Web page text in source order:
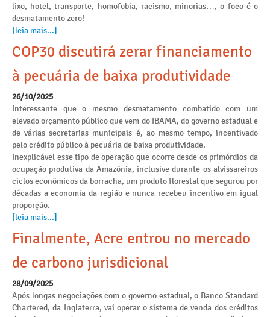
lixo, hotel, transporte, homofobia, racismo, minorias…, o foco é o
desmatamento zero!
[leia mais...]
COP30 discutirá zerar financiamento
à pecuária de baixa produtividade
26/10/2025
Interessante que o mesmo desmatamento combatido com um
elevado orçamento público que vem do IBAMA, do governo estadual e
de várias secretarias municipais é, ao mesmo tempo, incentivado
pelo crédito público à pecuária de baixa produtividade.
Inexplicável esse tipo de operação que ocorre desde os primórdios da
ocupação produtiva da Amazônia, inclusive durante os alvissareiros
ciclos econômicos da borracha, um produto florestal que segurou por
décadas a economia da região e nunca recebeu incentivo em igual
proporção.
[leia mais...]
Finalmente, Acre entrou no mercado
de carbono jurisdicional
28/09/2025
Após longas negociações com o governo estadual, o Banco Standard
Chartered, da Inglaterra, vai operar o sistema de venda dos créditos